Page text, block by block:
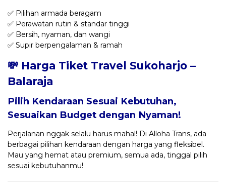
✅ Pilihan armada beragam
✅ Perawatan rutin & standar tinggi
✅ Bersih, nyaman, dan wangi
✅ Supir berpengalaman & ramah
💸 Harga Tiket Travel Sukoharjo –
Balaraja
Pilih Kendaraan Sesuai Kebutuhan,
Sesuaikan Budget dengan Nyaman!
Perjalanan nggak selalu harus mahal! Di Alloha Trans, ada
berbagai pilihan kendaraan dengan harga yang fleksibel.
Mau yang hemat atau premium, semua ada, tinggal pilih
sesuai kebutuhanmu!